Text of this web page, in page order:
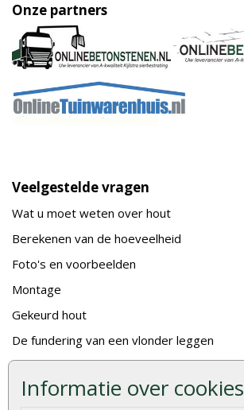
Informatie over cookies
Onze partners
Veelgestelde vragen
Wat u moet weten over hout
Berekenen van de hoeveelheid
Foto's en voorbeelden
Montage
Gekeurd hout
De fundering van een vlonder leggen
Hoe zelf een houten overkapping maken
Hoe zelf een vlonder leggen